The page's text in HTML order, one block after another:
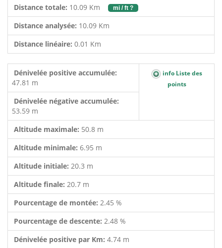
Distance totale: 10.09 Km mi / ft ?
Distance analysée: 10.09 Km
Distance linéaire: 0.01 Km
Dénivelée positive accumulée:
47.81 m
info Liste des
points
Dénivelée négative accumulée:
53.59 m
Altitude maximale: 50.8 m
Altitude minimale: 6.95 m
Altitude initiale: 20.3 m
Altitude finale: 20.7 m
Pourcentage de montée: 2.45 %
Pourcentage de descente: 2.48 %
Dénivelée positive par Km: 4.74 m